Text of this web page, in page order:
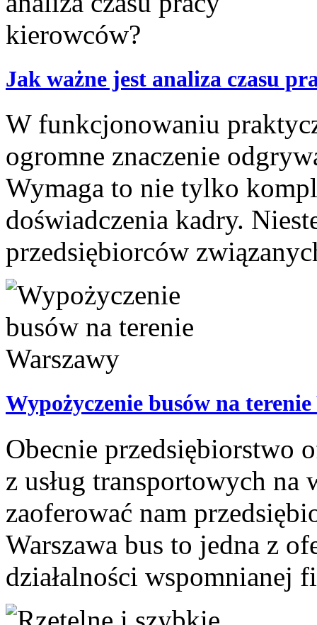
Jak ważne jest analiza czasu
W funkcjonowaniu
ogromne znaczenie
Wymaga to nie tylko
doświadczenia kadry.
przedsiębiorców
Wypożyczenie busów na
Obecnie przedsiębiorstwo
z usług transportowych
zaoferować nam
Warszawa bus to jedna z
działalności wspomnianej